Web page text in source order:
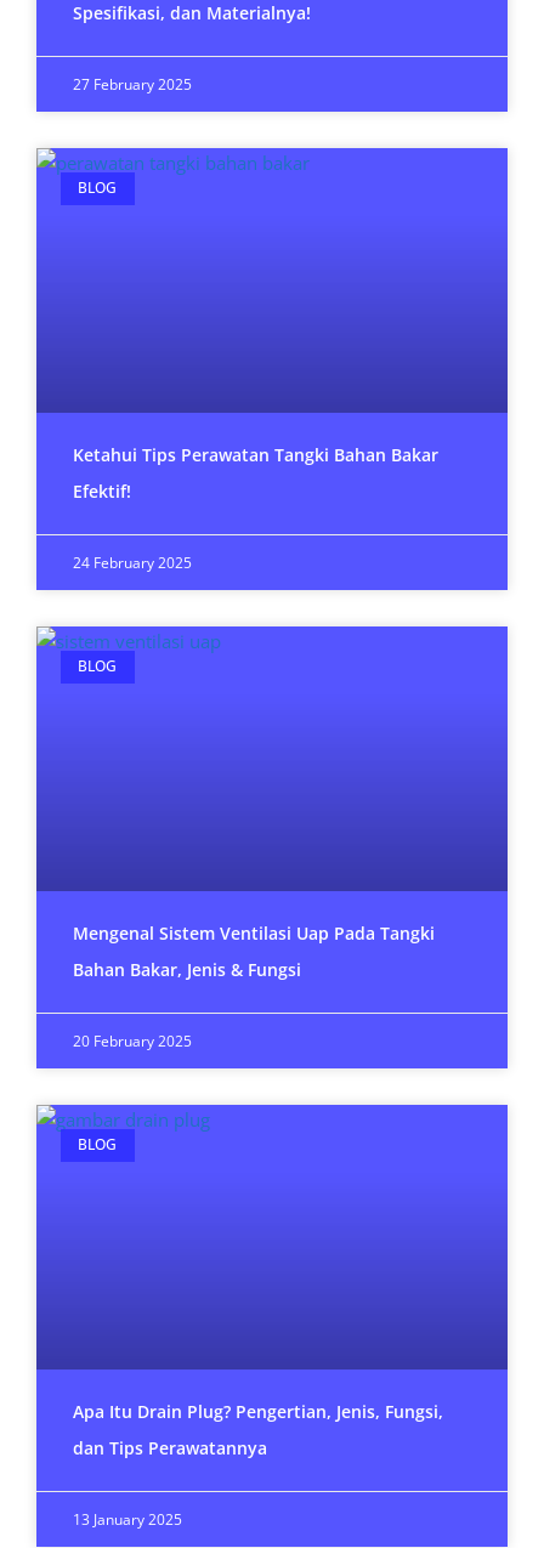
Spesifikasi, dan Materialnya!
27 February 2025
BLOG
Ketahui Tips Perawatan Tangki Bahan Bakar
Efektif!
24 February 2025
BLOG
Mengenal Sistem Ventilasi Uap Pada Tangki
Bahan Bakar, Jenis & Fungsi
20 February 2025
BLOG
Apa Itu Drain Plug? Pengertian, Jenis, Fungsi,
dan Tips Perawatannya
13 January 2025